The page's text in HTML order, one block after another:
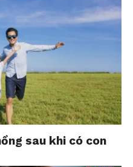
quan hệ với gia
độc lập: Khi một
sự tự tin, tài chính
nói trong gia đình,
hơn. Thay vì chỉ
từ gia đình
chủ động xây dựng
bằng chính năng
sau khi có con